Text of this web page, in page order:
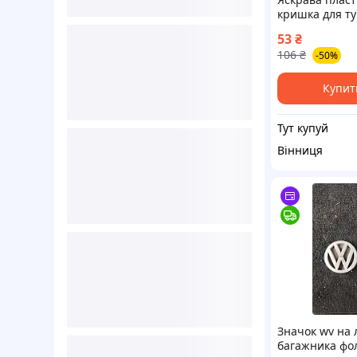
кришка для
червоного
зручного
використання
стильного
53₴
106 ₴ -50%
Тут купуй
Вінниця
Значок wv на
багажника